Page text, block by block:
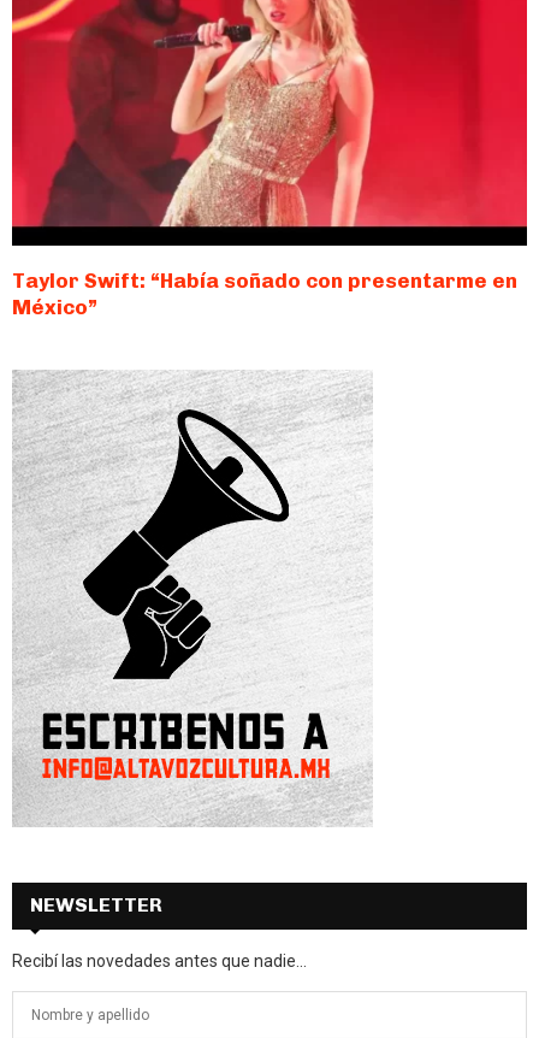
Taylor Swift: “Había soñado con presentarme en
México”
NEWSLETTER
Recibí las novedades antes que nadie...